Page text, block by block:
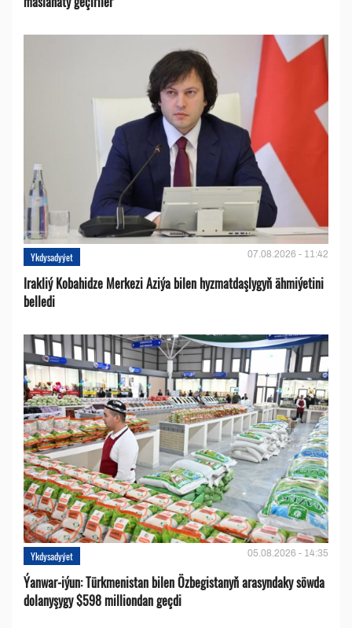
Ykdysadyýet 07.08.2026 - 11:42
Irakliý Kobahidze Merkezi Aziýa bilen hyzmatdaşlygyň ähmiýetini
belledi
Ykdysadyýet 05.08.2026 - 14:35
Ýanwar-iýun: Türkmenistan bilen Özbegistanyň arasyndaky söwda
dolanyşygy $598 milliondan geçdi